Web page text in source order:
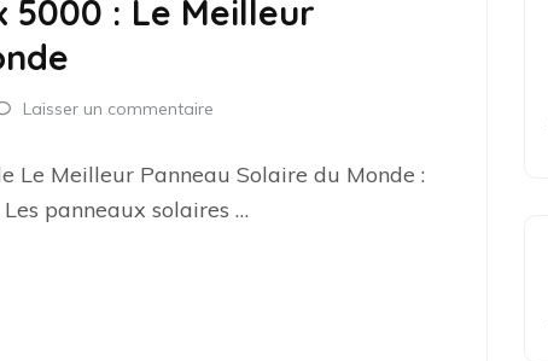
5000 : Le Meilleur
Laisser un commentaire
Le Meilleur Panneau Solaire du Monde :
panneaux solaires …